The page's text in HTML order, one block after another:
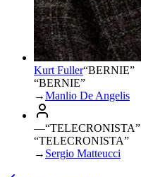
Kurt Fuller“BERNIE”
“BERNIE”
→Manlio De Angelis
—“TELECRONISTA”
“TELECRONISTA”
→ Sergio Matteucci